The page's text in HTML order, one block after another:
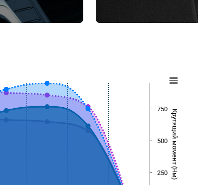
Крутящий момент (Нм)
250
500
750